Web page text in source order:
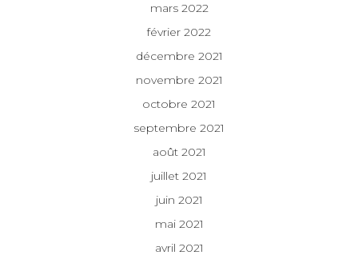
mars 2022
février 2022
décembre 2021
novembre 2021
octobre 2021
septembre 2021
août 2021
juillet 2021
juin 2021
mai 2021
avril 2021